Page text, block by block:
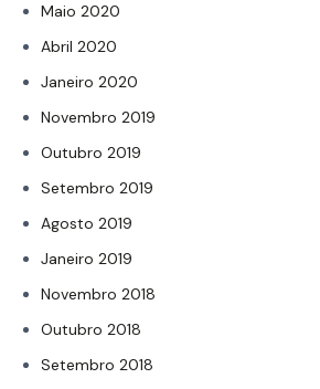
Maio 2020
Abril 2020
Janeiro 2020
Novembro 2019
Outubro 2019
Setembro 2019
Agosto 2019
Janeiro 2019
Novembro 2018
Outubro 2018
Setembro 2018